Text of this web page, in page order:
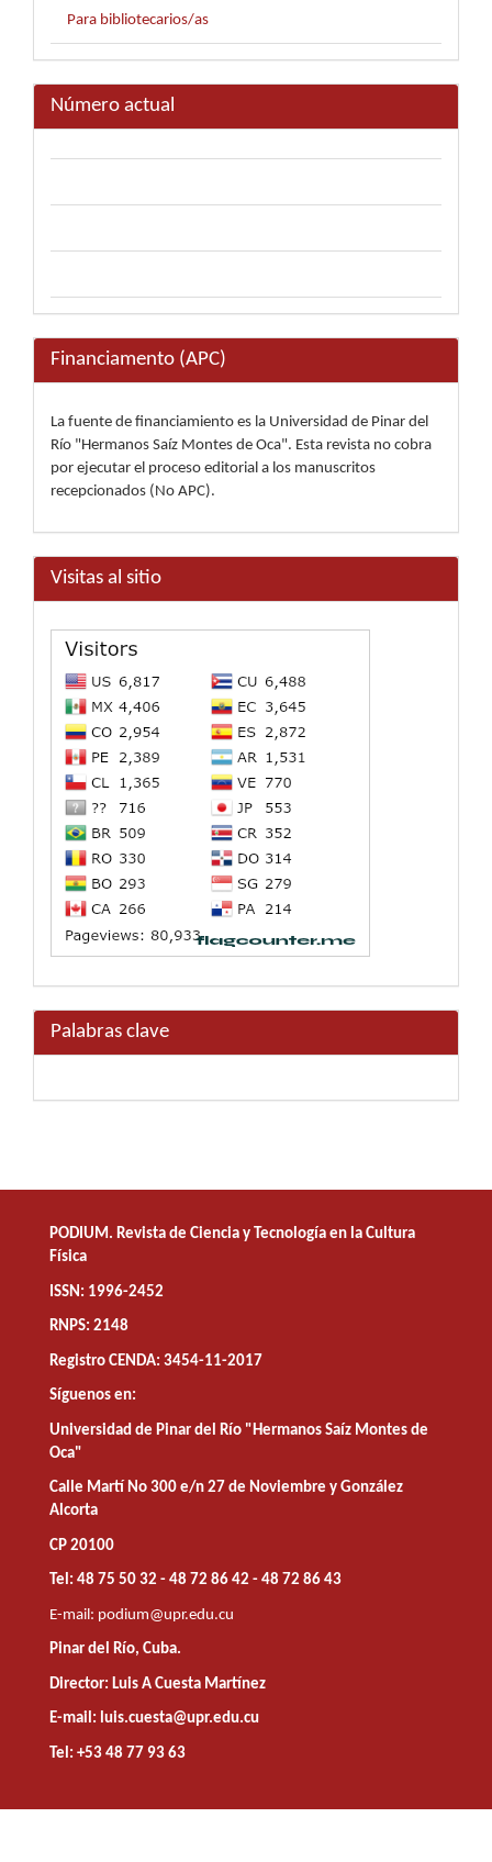
Para bibliotecarios/as
Número actual
Financiamento (APC)
La fuente de financiamiento es la Universidad de Pinar del
Río "Hermanos Saíz Montes de Oca". Esta revista no cobra
por ejecutar el proceso editorial a los manuscritos
recepcionados (No APC).
Visitas al sitio
Palabras clave
PODIUM. Revista de Ciencia y Tecnología en la Cultura
Física
ISSN: 1996-2452
RNPS: 2148
Registro CENDA: 3454-11-2017
Síguenos en:
Universidad de Pinar del Río "Hermanos Saíz Montes de
Oca"
Calle Martí No 300 e/n 27 de Noviembre y González
Alcorta
CP 20100
Tel: 48 75 50 32 - 48 72 86 42 - 48 72 86 43
E-mail: podium@upr.edu.cu
Pinar del Río, Cuba.
Director: Luis A Cuesta Martínez
E-mail: luis.cuesta@upr.edu.cu
Tel: +53 48 77 93 63